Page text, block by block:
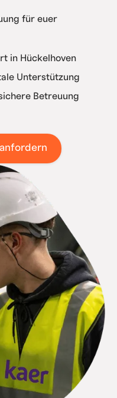
für euer
in Hückelhoven
Unterstützung
Betreuung